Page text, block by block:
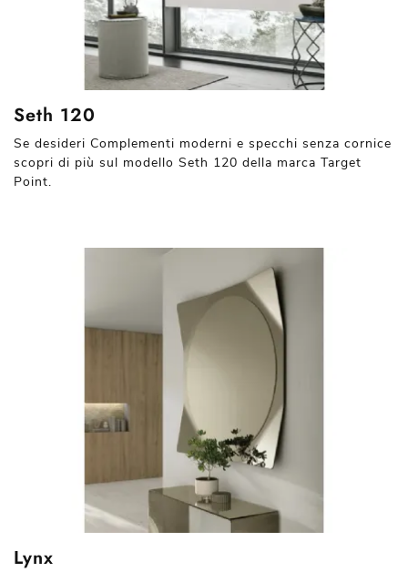
Seth 120
Se desideri Complementi moderni e specchi senza cornice
scopri di più sul modello Seth 120 della marca Target
Point.
Lynx